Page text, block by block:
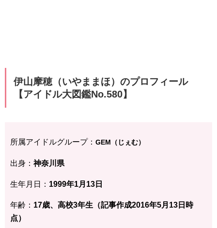
伊山摩穂（いやままほ）のプロフィール
【アイドル大図鑑No.580】
所属アイドルグループ： GEM（じぇむ）
出身：神奈川県
生年月日： 1999年1月13 日
年齢： 17歳、高校3年生 （記事作成2016年5月13日時
点）